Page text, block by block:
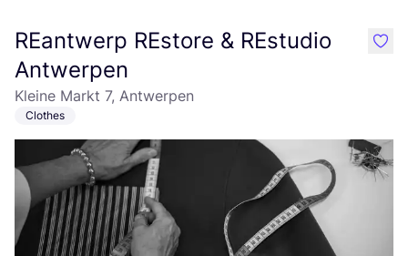
REantwerp REstore & REstudio
Antwerpen
Kleine Markt 7, Antwerpen
Clothes
like